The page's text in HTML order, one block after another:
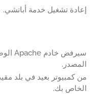
تشغيل خدمة أباتشي.
كمبيوتر بعيد في بلد مقيد،
بك.